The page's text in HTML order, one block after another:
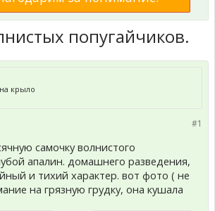
попугайчиков.
крыло
#1
самочку волнистого
апалин. домашнего разведения,
и тихий характер. вот фото ( не
на грязную грудку, она кушала